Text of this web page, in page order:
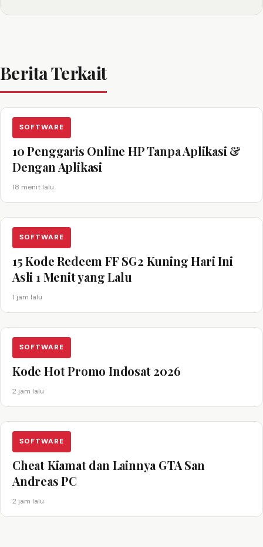
Berita Terkait
SOFTWARE
10 Penggaris Online HP Tanpa Aplikasi &
Dengan Aplikasi
18 menit lalu
SOFTWARE
15 Kode Redeem FF SG2 Kuning Hari Ini
Asli 1 Menit yang Lalu
1 jam lalu
SOFTWARE
Kode Hot Promo Indosat 2026
2 jam lalu
SOFTWARE
Cheat Kiamat dan Lainnya GTA San
Andreas PC
2 jam lalu